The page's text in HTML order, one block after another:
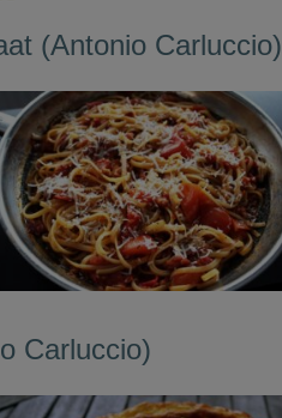
(Antonio Carluccio)
Carluccio)